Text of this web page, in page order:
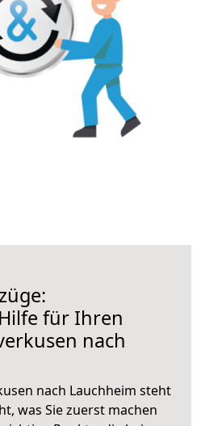
für Ihren
nach
nach Lauchheim steht
was Sie zuerst machen